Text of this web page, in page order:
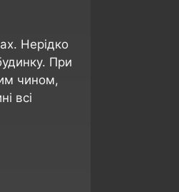
Нерідко
При
чином,
всі